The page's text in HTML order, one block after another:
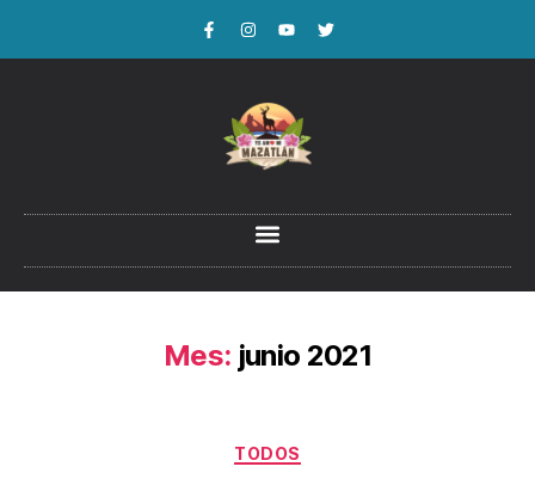
Mes: junio 2021
TODOS